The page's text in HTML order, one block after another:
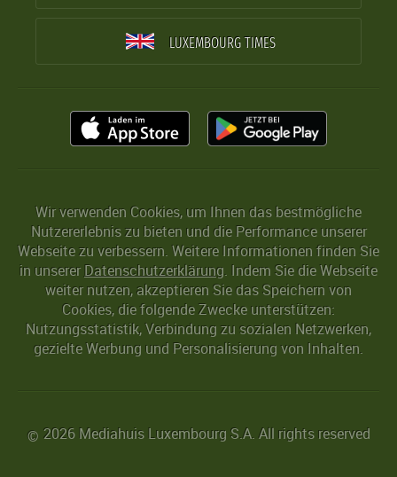
LUXEMBOURG TIMES
Wir verwenden Cookies, um Ihnen das bestmögliche
Nutzererlebnis zu bieten und die Performance unserer
Webseite zu verbessern. Weitere Informationen finden Sie
in unserer Datenschutzerklärung. Indem Sie die Webseite
weiter nutzen, akzeptieren Sie das Speichern von
Cookies, die folgende Zwecke unterstützen:
Nutzungsstatistik, Verbindung zu sozialen Netzwerken,
gezielte Werbung und Personalisierung von Inhalten.
© 2026 Mediahuis Luxembourg S.A. All rights reserved